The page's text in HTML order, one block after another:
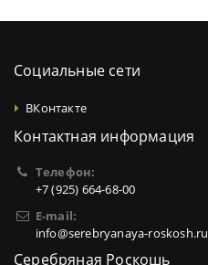
Социальные сети
ВКонтакте
Контактная информация
Телефон:
+7 (925) 664-68-00
E-mail:
info@serebryanaya-roskosh.ru
Серебряная Роскошь